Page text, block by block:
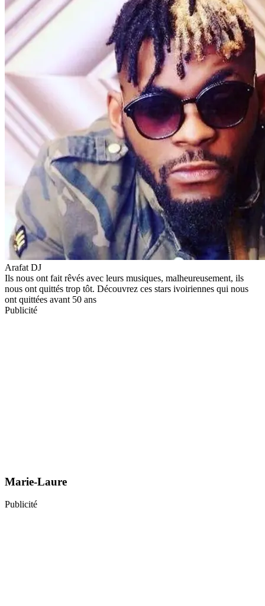
Arafat DJ
Ils nous ont fait rêvés avec leurs musiques, malheureusement, ils
nous ont quittés trop tôt. Découvrez ces stars ivoiriennes qui nous
ont quittées avant 50 ans
Publicité
Marie-Laure
Publicité